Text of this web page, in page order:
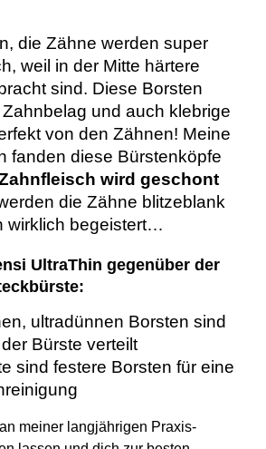
die Zähne werden super
weil in der Mitte härtere
sind. Diese Borsten
und auch klebrige
von den Zähnen! Meine
fanden diese Bürstenköpfe
wird geschont
die Zähne blitzeblank
wirklich begeistert…
UltraThin gegenüber der
ultradünnen Borsten sind
Bürste verteilt
sind festere Borsten für eine
meiner langjährigen Praxis-